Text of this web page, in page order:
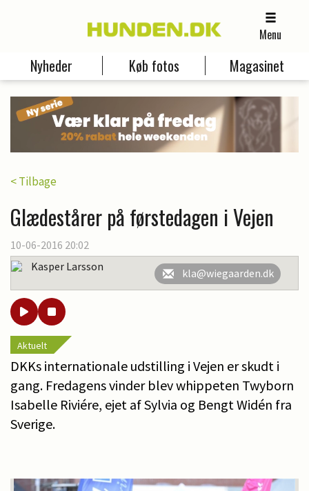
Menu
Nyheder Køb fotos Magasinet
< Tilbage
Glædestårer på førstedagen i Vejen
10-06-2016 20:02
Kasper Larsson
kla@wiegaarden.dk
Aktuelt
DKKs internationale udstilling i Vejen er skudt i
gang. Fredagens vinder blev whippeten Twyborn
Isabelle Riviére, ejet af Sylvia og Bengt Widén fra
Sverige.